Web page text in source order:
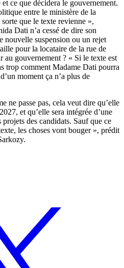
ce que décidera le gouvernement.
entre le ministère de la
que le texte revienne »,
Dati n’a cessé de dire son
nouvelle suspension ou un rejet
pour la locataire de la rue de
au gouvernement ? « Si le texte est
trop comment Madame Dati pourra
moment ça n’a plus de
ne passe pas, cela veut dire qu’elle
et qu’elle sera intégrée d’une
des candidats. Sauf que ce
les choses vont bouger », prédit